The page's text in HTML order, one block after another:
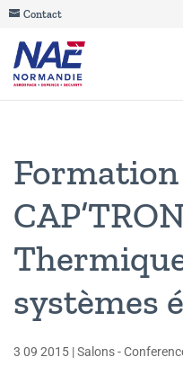
Contact
systèmes
3 09 2015 |Salons -